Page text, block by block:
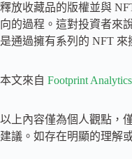
釋放收藏品的版權並與
向的過程。這對投資者來
是通過擁有系列的 NFT 來
本文來自 Footprint Analytics
以上內容僅為個人觀點，
建議。如存在明顯的理解